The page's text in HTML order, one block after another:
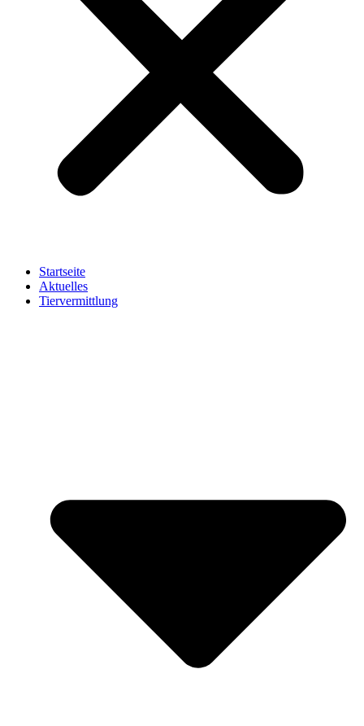
Startseite
Aktuelles
Tiervermittlung